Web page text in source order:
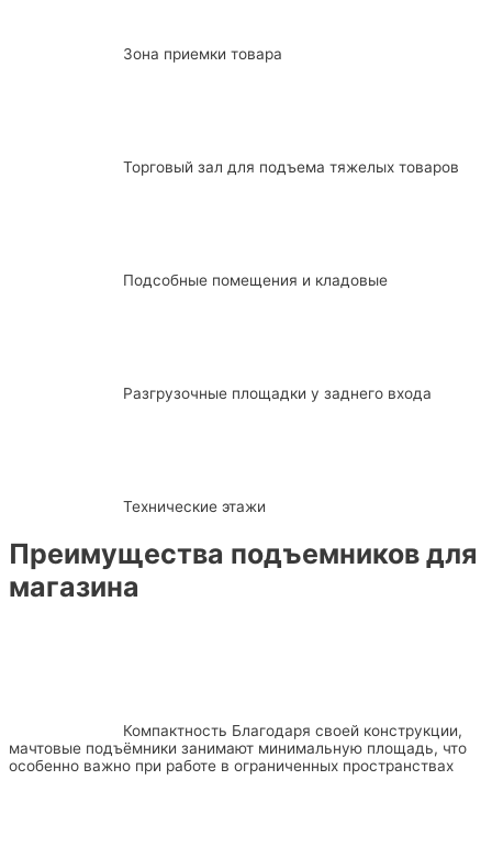
Зона приемки товара
Торговый зал для подъема тяжелых товаров
Подсобные помещения и кладовые
Разгрузочные площадки у заднего входа
Технические этажи
Преимущества подъемников для
магазина
Компактность Благодаря своей конструкции,
мачтовые подъёмники занимают минимальную площадь, что
особенно важно при работе в ограниченных пространствах